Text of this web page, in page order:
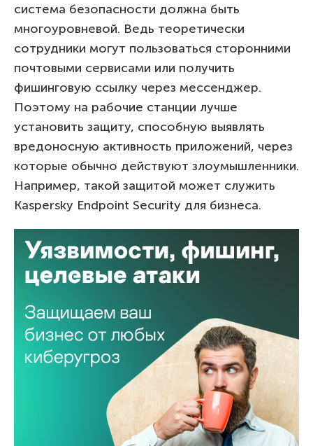
система безопасности должна быть
многоуровневой. Ведь теоретически
сотрудники могут пользоваться сторонними
почтовыми сервисами или получить
фишинговую ссылку через мессенджер.
Поэтому на рабочие станции лучше
установить защиту, способную выявлять
вредоносную активность приложений, через
которые обычно действуют злоумышленники.
Например, такой защитой может служить
Kaspersky Endpoint Security для бизнеса.